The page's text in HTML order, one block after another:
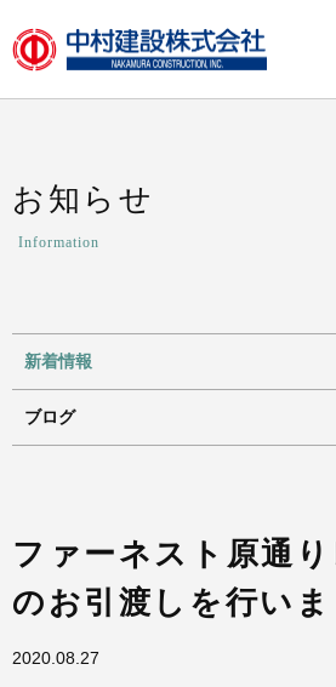
お知らせ
Information
新着情報
ブログ
ファーネスト原通
のお引渡しを行いま
2020.08.27